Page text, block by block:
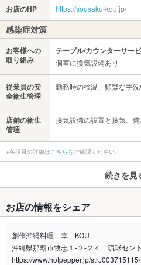
お店のHP https://sousaku-kou.jp/
感染症対策
お客様への
取り組み
テーブル/カウンターサー
個室に換気設備あり
従業員の安
全衛生管理
勤務時の検温、頻繁な手
店舗の衛生
管理
換気設備の設置と換気、
※各項目の詳細はこちらをご確認ください。
続きを見
禁煙・喫煙
全席禁煙
喫煙専用室 あり
お店の情報をシェア
創作沖縄料理 幸 KOU
沖縄県那覇市牧志１-２-２４ 琉球セン
https://www.hotpepper.jp/strJ003715115/